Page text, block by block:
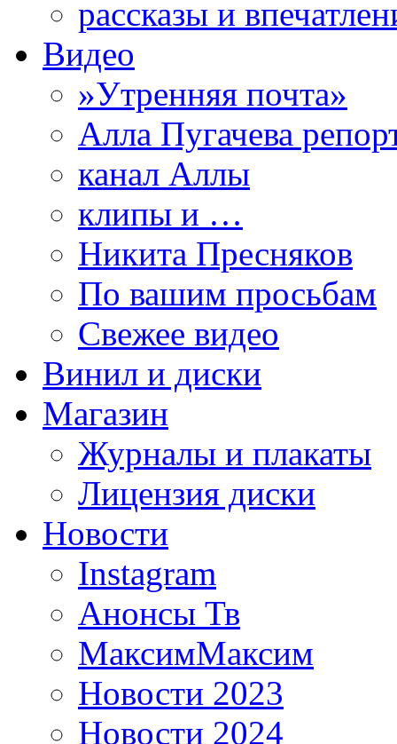
рассказы и
Видео
»Утренняя почта»
Алла Пугачева
канал Аллы
клипы и …
Никита Пресняков
По вашим просьбам
Свежее видео
Винил и диски
Магазин
Журналы и плакаты
Лицензия диски
Новости
Instagram
Анонсы Тв
МаксимМаксим
Новости 2023
Новости 2024